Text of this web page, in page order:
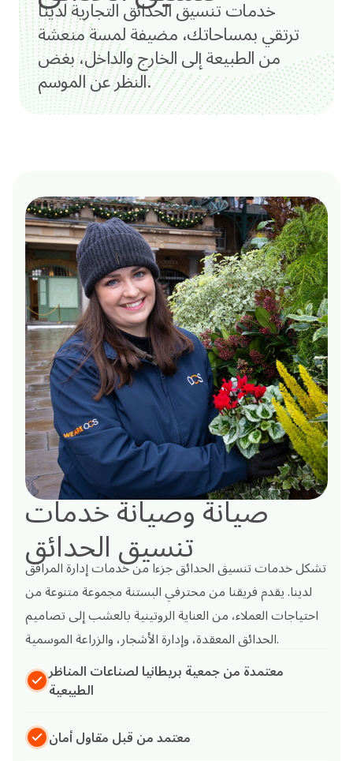
خدمات تنسيق الحدائق التجارية لدينا
ترتقي بمساحاتك، مضيفة لمسة منعشة
من الطبيعة إلى الخارج والداخل، بغض
النظر عن الموسم.
صيانة وصيانة خدمات
تنسيق الحدائق
تشكل خدمات تنسيق الحدائق جزءا من خدمات إدارة المرافق
لدينا. يقدم فريقنا من محترفي البستنة مجموعة متنوعة من
احتياجات العملاء، من العناية الروتينية بالعشب إلى تصاميم
الحدائق المعقدة، وإدارة الأشجار، والزراعة الموسمية.
معتمدة من جمعية بريطانيا لصناعات المناظر
الطبيعية
معتمد من قبل مقاول أمان